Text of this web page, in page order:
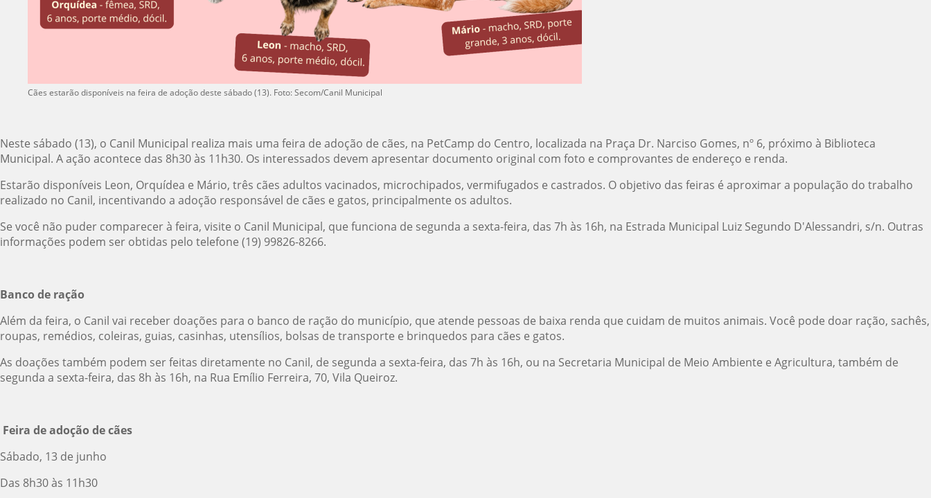
Cães estarão disponíveis na feira de adoção deste sábado (13). Foto: Secom/Canil Municipal
Neste sábado (13), o Canil Municipal realiza mais uma feira de adoção de cães, na PetCamp do Centro, localizada na Praça Dr. Narciso Gomes, nº 6, próximo à Biblioteca
Municipal. A ação acontece das 8h30 às 11h30. Os interessados devem apresentar documento original com foto e comprovantes de endereço e renda.
Estarão disponíveis Leon, Orquídea e Mário, três cães adultos vacinados, microchipados, vermifugados e castrados. O objetivo das feiras é aproximar a população do trabalho
realizado no Canil, incentivando a adoção responsável de cães e gatos, principalmente os adultos.
Se você não puder comparecer à feira, visite o Canil Municipal, que funciona de segunda a sexta-feira, das 7h às 16h, na Estrada Municipal Luiz Segundo D'Alessandri, s/n. Outras
informações podem ser obtidas pelo telefone (19) 99826-8266.
Banco de ração
Além da feira, o Canil vai receber doações para o banco de ração do município, que atende pessoas de baixa renda que cuidam de muitos animais. Você pode doar ração, sachês,
roupas, remédios, coleiras, guias, casinhas, utensílios, bolsas de transporte e brinquedos para cães e gatos.
As doações também podem ser feitas diretamente no Canil, de segunda a sexta-feira, das 7h às 16h, ou na Secretaria Municipal de Meio Ambiente e Agricultura, também de
segunda a sexta-feira, das 8h às 16h, na Rua Emílio Ferreira, 70, Vila Queiroz.
Feira de adoção de cães
Sábado, 13 de junho
Das 8h30 às 11h30